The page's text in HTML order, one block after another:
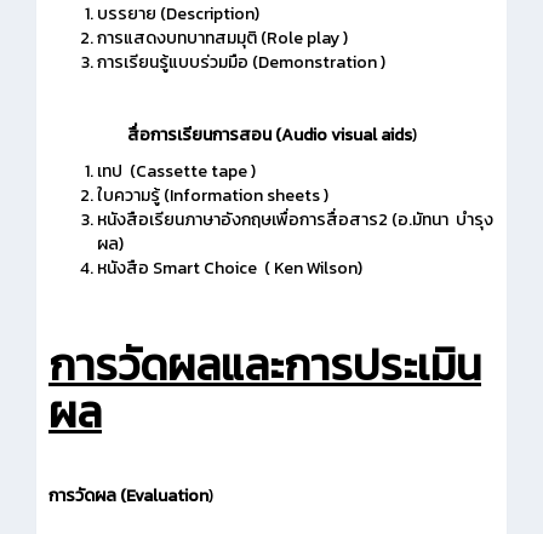
บรรยาย (Description)
การแสดงบทบาทสมมุติ (Role play )
การเรียนรู้แบบร่วมมือ (Demonstration )
สื่อการเรียนการสอน(Audio visual aids)
เทป (Cassette tape )
ใบความรู้ (Information sheets )
หนังสือเรียนภาษาอังกฤษเพื่อการสื่อสาร2 (อ.มัทนา บำรุง
ผล)
หนังสือ Smart Choice ( Ken Wilson)
การวัดผลและการประเมิน
ผล
การวัดผล(Evaluation)